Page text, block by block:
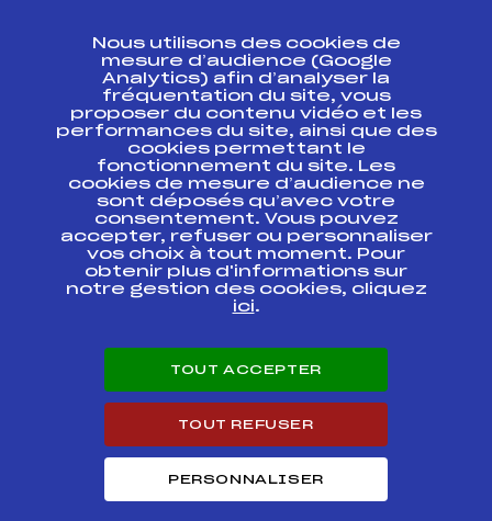
Ressources
Pass’Neige
Projet sportif fédéral
Projet de performance fédéral
Antidopage
Pôle Développement, Formation, Suivi
Scientifique
Listes ministérielles
Pôle vie de l’athlète
Enseignement professionnel
Carrières
Nous utilisons des cookies de
mesure d’audience (Google
Analytics) afin d’analyser la
fréquentation du site, vous
proposer du contenu vidéo et les
performances du site, ainsi que des
cookies permettant le
fonctionnement du site. Les
cookies de mesure d’audience ne
sont déposés qu’avec votre
consentement. Vous pouvez
accepter, refuser ou personnaliser
vos choix à tout moment. Pour
obtenir plus d'informations sur
notre gestion des cookies, cliquez
ici.
TOUT ACCEPTER
TOUT REFUSER
PERSONNALISER